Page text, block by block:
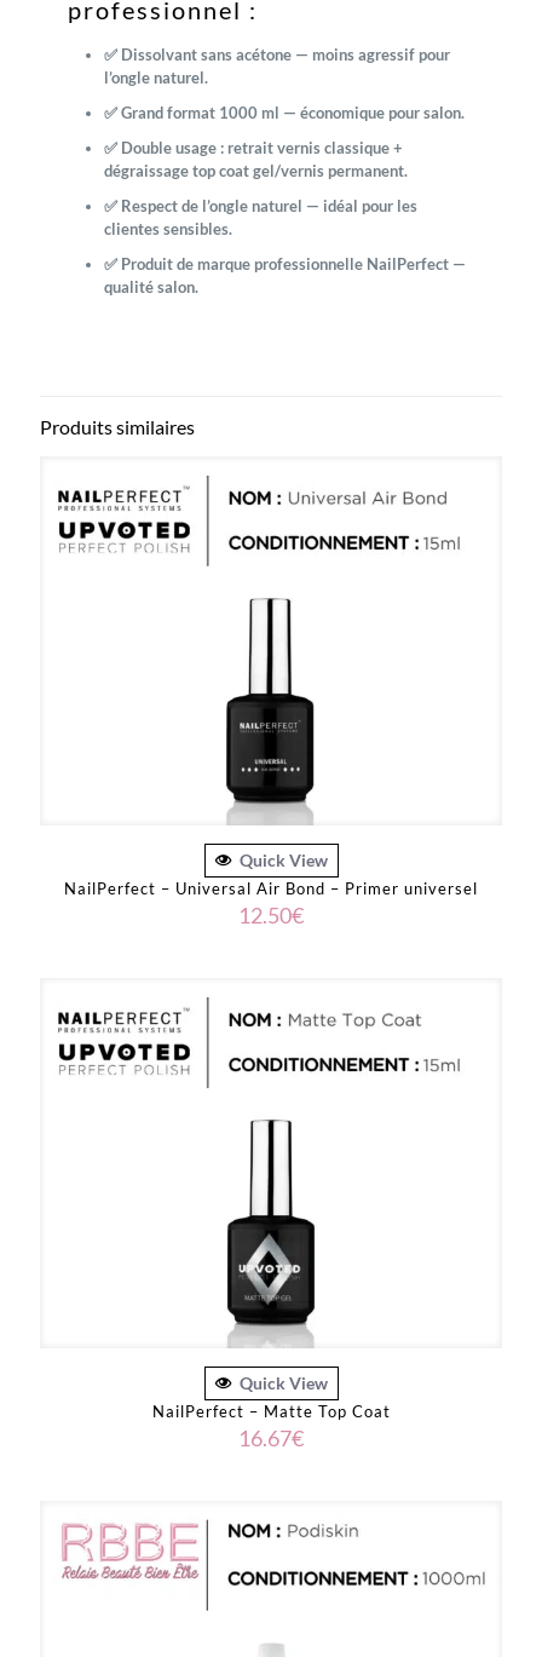
professionnel :
✅ Dissolvant sans acétone — moins agressif pour
l’ongle naturel.
✅ Grand format 1000 ml — économique pour salon.
✅ Double usage : retrait vernis classique +
dégraissage top coat gel/vernis permanent.
✅ Respect de l’ongle naturel — idéal pour les
clientes sensibles.
✅ Produit de marque professionnelle NailPerfect —
qualité salon.
Produits similaires
Quick View
NailPerfect – Universal Air Bond – Primer universel
12.50€
Quick View
NailPerfect – Matte Top Coat
16.67€